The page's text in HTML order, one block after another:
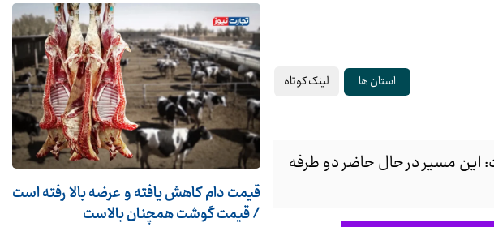
استان ها لینک کوتاه
این مسیر در حال حاضر دو طرفه
قیمت دام کاهش یافته و عرضه بالا رفته است
/ قیمت گوشت همچنان بالاست